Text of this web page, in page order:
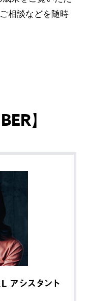
相談などを随時
】
アシスタント